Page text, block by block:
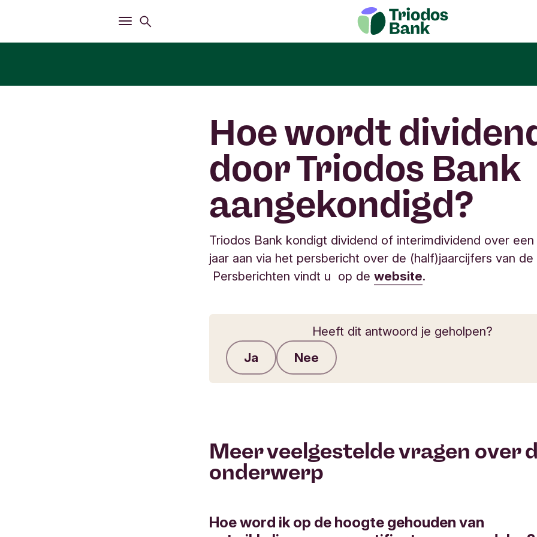
Openen
Hoofdmenu
Hoe wordt
door Triodos Bank
aangekondigd?
Triodos Bank kondigt dividend of interimdividend over
jaar aan via het persbericht over de (half)jaarcijfers van de
Persberichten vindt u op dewebsite.
Heeft dit antwoord je geholpen?
Ja
Nee
Feedback verzenden
Meer veelgestelde vragen over
onderwerp
Hoe word ik op de hoogte gehouden van